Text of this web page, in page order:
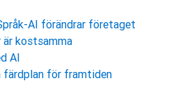
AI förändrar företaget
är kostsamma
AI
färdplan för framtiden